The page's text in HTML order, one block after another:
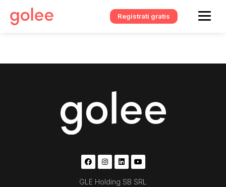
Registrati gratis
GLE Holding SB SRL